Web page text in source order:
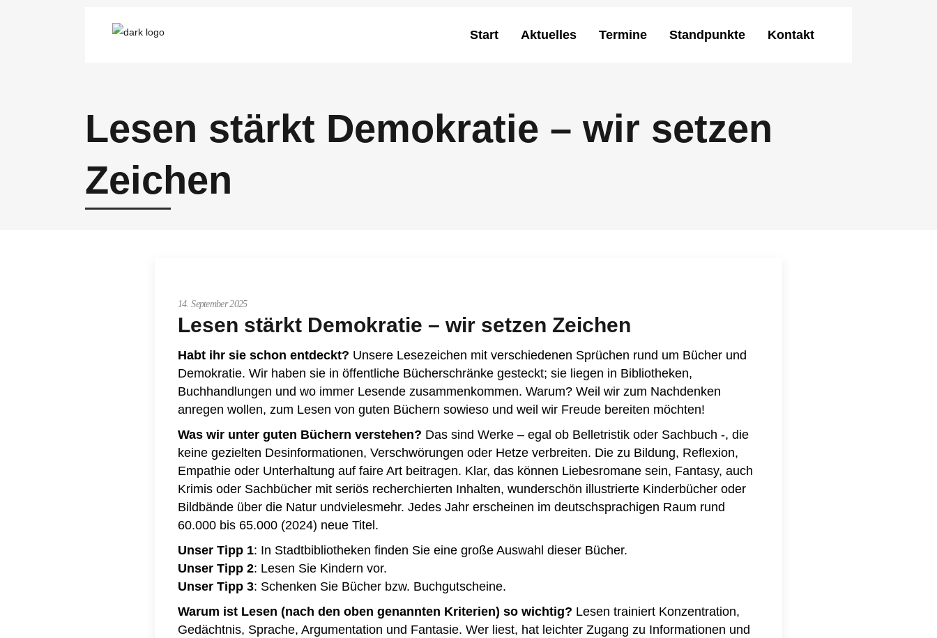
Start Aktuelles Termine Standpunkte Kontakt
Lesen stärkt Demokratie – wir setzen
Zeichen
14. September 2025
Lesen stärkt Demokratie – wir setzen Zeichen
Habt ihr sie schon entdeckt? Unsere Lesezeichen mit verschiedenen Sprüchen rund um Bücher und
Demokratie. Wir haben sie in öffentliche Bücherschränke gesteckt; sie liegen in Bibliotheken,
Buchhandlungen und wo immer Lesende zusammenkommen. Warum? Weil wir zum Nachdenken
anregen wollen, zum Lesen von guten Büchern sowieso und weil wir Freude bereiten möchten!
Was wir unter guten Büchern verstehen? Das sind Werke – egal ob Belletristik oder Sachbuch -, die
keine gezielten Desinformationen, Verschwörungen oder Hetze verbreiten. Die zu Bildung, Reflexion,
Empathie oder Unterhaltung auf faire Art beitragen. Klar, das können Liebesromane sein, Fantasy, auch
Krimis oder Sachbücher mit seriös recherchierten Inhalten, wunderschön illustrierte Kinderbücher oder
Bildbände über die Natur undvielesmehr. Jedes Jahr erscheinen im deutschsprachigen Raum rund
60.000 bis 65.000 (2024) neue Titel.
Unser Tipp 1: In Stadtbibliotheken finden Sie eine große Auswahl dieser Bücher.
Unser Tipp 2: Lesen Sie Kindern vor.
Unser Tipp 3: Schenken Sie Bücher bzw. Buchgutscheine.
Warum ist Lesen (nach den oben genannten Kriterien) so wichtig? Lesen trainiert Konzentration,
Gedächtnis, Sprache, Argumentation und Fantasie. Wer liest, hat leichter Zugang zu Informationen und